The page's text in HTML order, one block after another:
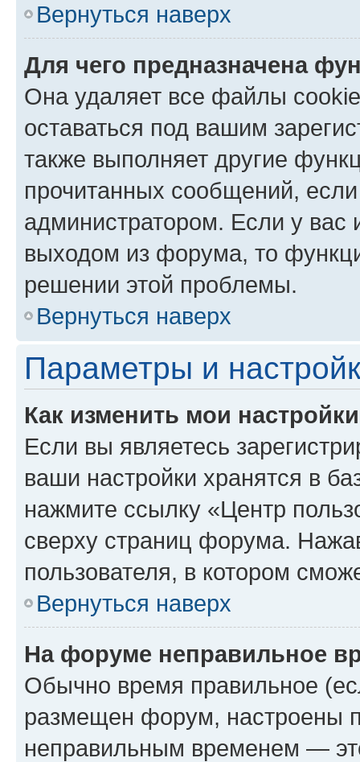
Вернуться наверх
Для чего предназначена
Она удаляет все файлы
оставаться под вашим
также выполняет другие
прочитанных сообщений,
администратором. Если у
выходом из форума, то
решении этой проблемы.
Вернуться наверх
Параметры и
Как изменить мои
Если вы являетесь
ваши настройки хранятся в
нажмите ссылку «Центр
сверху страниц форума.
пользователя, в котором
Вернуться наверх
На форуме неправильное
Обычно время правильное
размещен форум, настроены
неправильным временем —